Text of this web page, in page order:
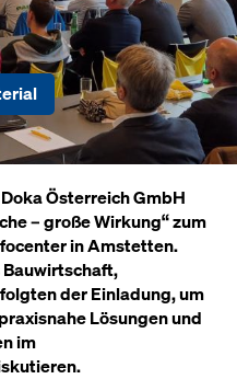
Österreich GmbH
– große Wirkung“ zum
in Amstetten.
der Einladung, um
Lösungen und
im